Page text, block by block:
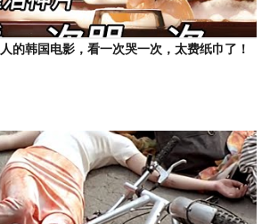
的韩国电影，看一次哭一次，太费纸巾了！